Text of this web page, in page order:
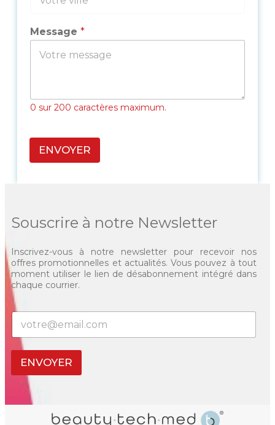
Message *
0 sur 200 caractères maximum.
a
e
i
i
n
e
ENVOYER
Souscrire à notre Newsletter
Inscrivez-vous à notre newsletter pour recevoir nos
offres promotionnelles et actualités. Vous pouvez à tout
moment utiliser le lien de désabonnement intégré dans
chaque courrier.
E
m
a
l
ENVOYER